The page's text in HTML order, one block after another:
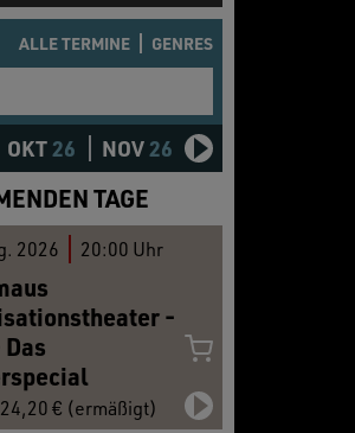
ALLE TERMINE GENRES
OKT26 NOV26 DEZ
TAGE
2026 20:00 Uhr
-
€ (ermäßigt)